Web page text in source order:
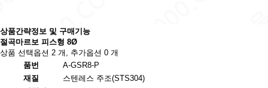
상품간략정보 및 구매기능
절곡마르보 피스형 8Ø
상품 선택옵션 2 개, 추가옵션 0 개
품번
A-GSR8-P
재질
스텐레스 주조(STS304)